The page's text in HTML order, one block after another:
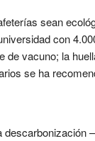
sean
con
vacuno; la
se ha